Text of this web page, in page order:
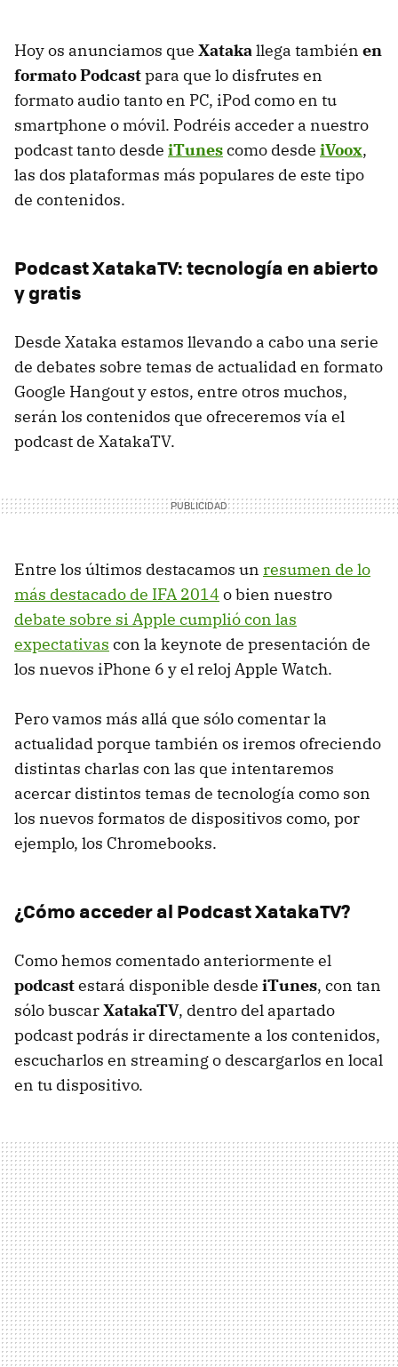
Hoy os anunciamos que Xatakallega también en
formato Podcastpara que lo disfrutes en
formato audio tanto en PC, iPod como en tu
smartphone o móvil. Podréis acceder a nuestro
podcast tanto desde iTunescomo desde iVoox,
las dos plataformas más populares de este tipo
de contenidos.
Podcast XatakaTV: tecnología en abierto
y gratis
Desde Xataka estamos llevando a cabo una serie
de debates sobre temas de actualidad en formato
Google Hangout y estos, entre otros muchos,
serán los contenidos que ofreceremos vía el
podcast de XatakaTV.
Entre los últimos destacamos un resumen de lo
más destacado de IFA 2014 o bien nuestro
debate sobre si Apple cumplió con las
expectativas con la keynote de presentación de
los nuevos iPhone 6 y el reloj Apple Watch.
Pero vamos más allá que sólo comentar la
actualidad porque también os iremos ofreciendo
distintas charlas con las que intentaremos
acercar distintos temas de tecnología como son
los nuevos formatos de dispositivos como, por
ejemplo, los Chromebooks.
¿Cómo acceder al Podcast XatakaTV?
Como hemos comentado anteriormente el
podcastestará disponible desde iTunes, con tan
sólo buscarXatakaTV, dentro del apartado
podcast podrás ir directamente a los contenidos,
escucharlos en streaming o descargarlos en local
en tu dispositivo.